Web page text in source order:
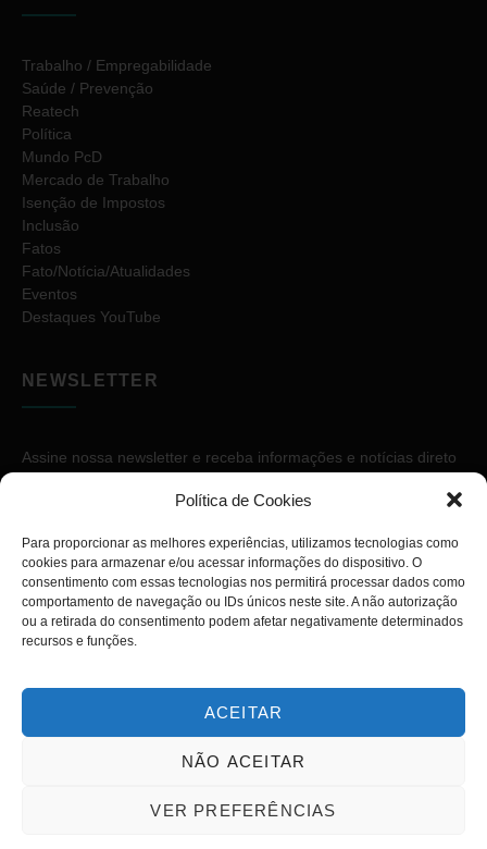
Política de Cookies
Para proporcionar as melhores experiências, utilizamos tecnologias como
cookies para armazenar e/ou acessar informações do dispositivo. O
consentimento com essas tecnologias nos permitirá processar dados como
comportamento de navegação ou IDs únicos neste site. A não autorização
ou a retirada do consentimento podem afetar negativamente determinados
recursos e funções.
ACEITAR
NÃO ACEITAR
VER PREFERÊNCIAS
Trabalho / Empregabilidade
Saúde / Prevenção
Reatech
Política
Mundo PcD
Mercado de Trabalho
Isenção de Impostos
Inclusão
Fatos
Fato/Notícia/Atualidades
Eventos
Destaques YouTube
NEWSLETTER
Assine nossa newsletter e receba informações e notícias direto
Copyright © 2026. Diário PcD. Todos os direitos reservados.